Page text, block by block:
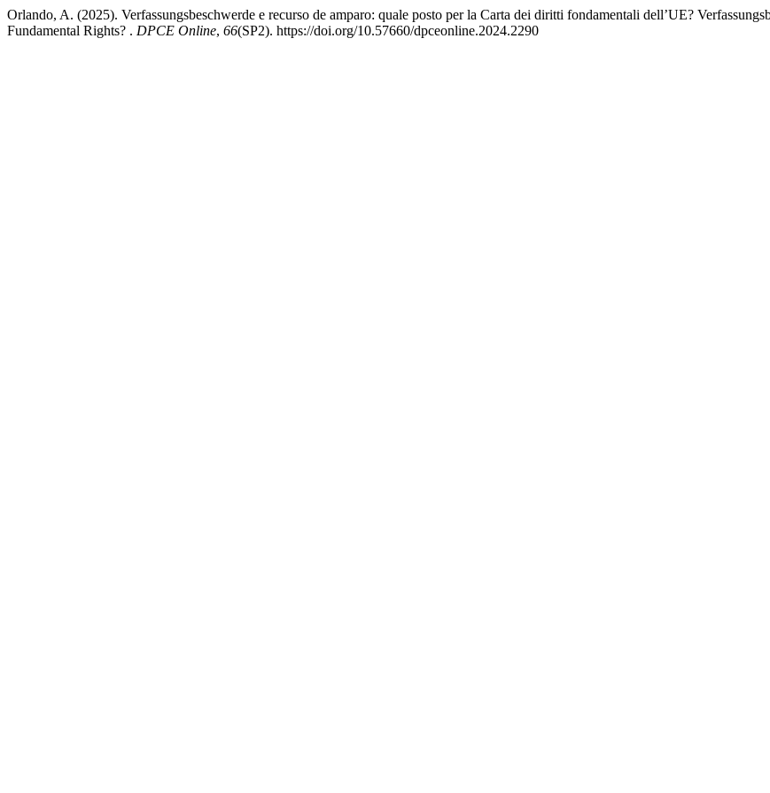
Orlando, A. (2025). Verfassungsbeschwerde e recurso de amparo: quale posto per la Carta dei diritti fondamentali dell’UE?
Fundamental Rights? . DPCE Online, 66(SP2). https://doi.org/10.57660/dpceonline.2024.2290